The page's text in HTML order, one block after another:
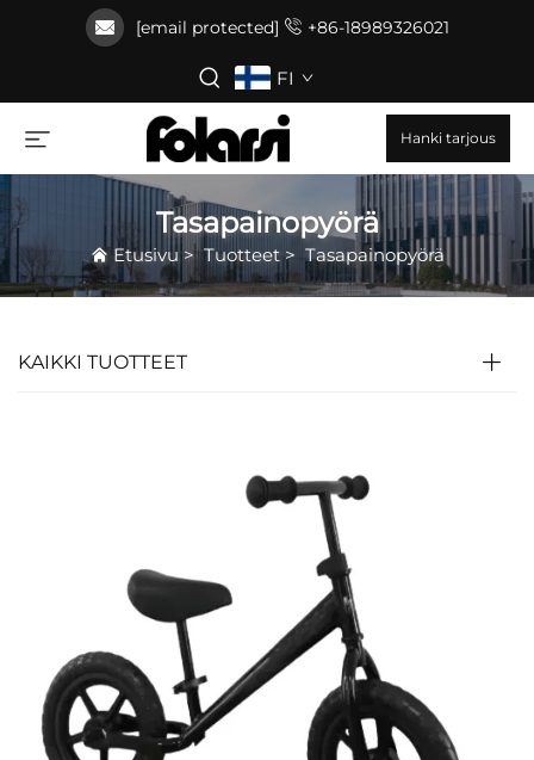
[email protected] +86-18989326021
FI
Hanki tarjous
Tasapainopyörä
Etusivu> Tuotteet> Tasapainopyörä
KAIKKI TUOTTEET